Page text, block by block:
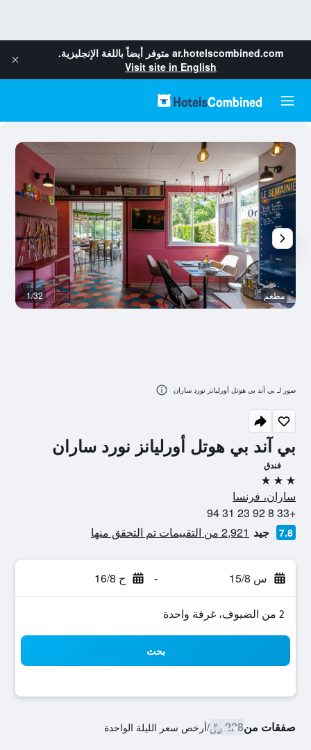
ar.hotelscombined.com متوفر أيضاً باللغة الإنجليزية.
Visit site in English
بي آند بي هوتل أورليانز نورد ساران
فندق
3 نجوم
ساران، فرنسا
+33 8 92 23 31 94
7.8 جيد 2,921 من التقييمات تم التحقق منها
س 15/8 - ح 16/8
2 من الضيوف، غرفة واحدة
بحث
صفقات من228 ﷼ /أرخص سعر الليلة الواحدة
مطعم 1/32
صور لـ بي آند بي هوتل أورليانز نورد ساران